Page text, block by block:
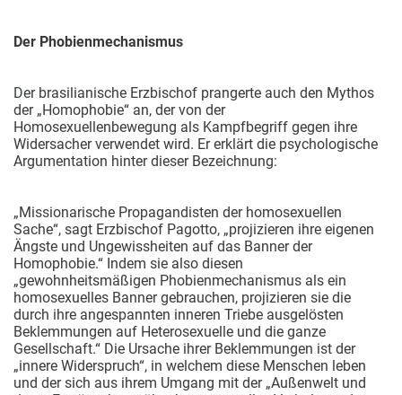
Der Phobienmechanismus
Der brasilianische Erzbischof prangerte auch den Mythos
der „Homophobie“ an, der von der
Homosexuellenbewegung als Kampfbegriff gegen ihre
Widersacher verwendet wird. Er erklärt die psychologische
Argumentation hinter dieser Bezeichnung:
„Missionarische Propagandisten der homosexuellen
Sache“, sagt Erzbischof Pagotto, „projizieren ihre eigenen
Ängste und Ungewissheiten auf das Banner der
Homophobie.“ Indem sie also diesen
„gewohnheitsmäßigen Phobienmechanismus als ein
homosexuelles Banner gebrauchen, projizieren sie die
durch ihre angespannten inneren Triebe ausgelösten
Beklemmungen auf Heterosexuelle und die ganze
Gesellschaft.“ Die Ursache ihrer Beklemmungen ist der
„innere Widerspruch“, in welchem diese Menschen leben
und der sich aus ihrem Umgang mit der „Außenwelt und